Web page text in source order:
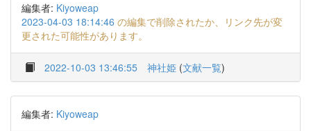
編集者: Kiyoweap
2023-04-03 18:14:46 の編集で削除されたか、リンク先が変
更された可能性があります。
2022-10-03 13:46:55 神社姫 (文献一覧)
編集者: Kiyoweap